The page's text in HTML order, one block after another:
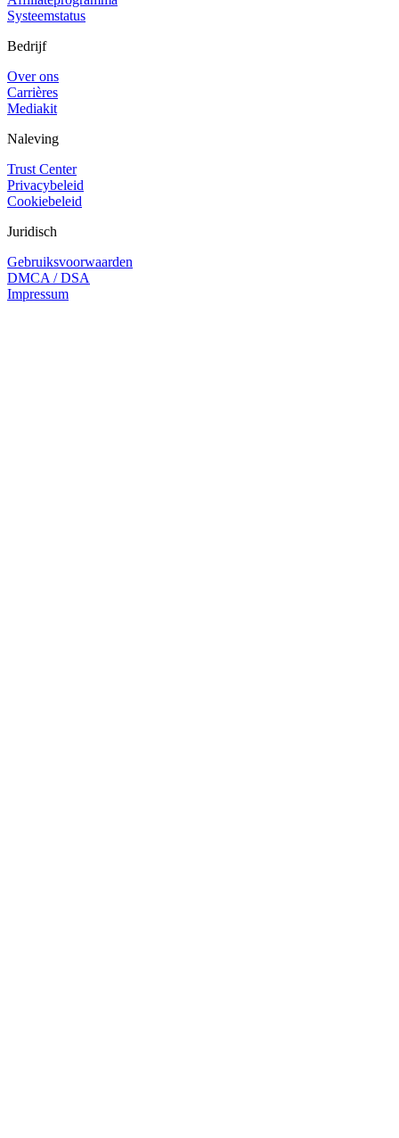
Systeemstatus
Bedrijf
Over ons
Carrières
Mediakit
Naleving
Trust Center
Privacybeleid
Cookiebeleid
Juridisch
Gebruiksvoorwaarden
DMCA / DSA
Impressum